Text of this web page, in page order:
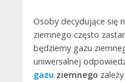
Osoby decydujące się
ziemnego często
będziemy gazu
uniwersalnej
gazu ziemnego